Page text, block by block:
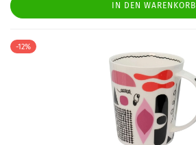
IN DEN WARENKORB
-12%